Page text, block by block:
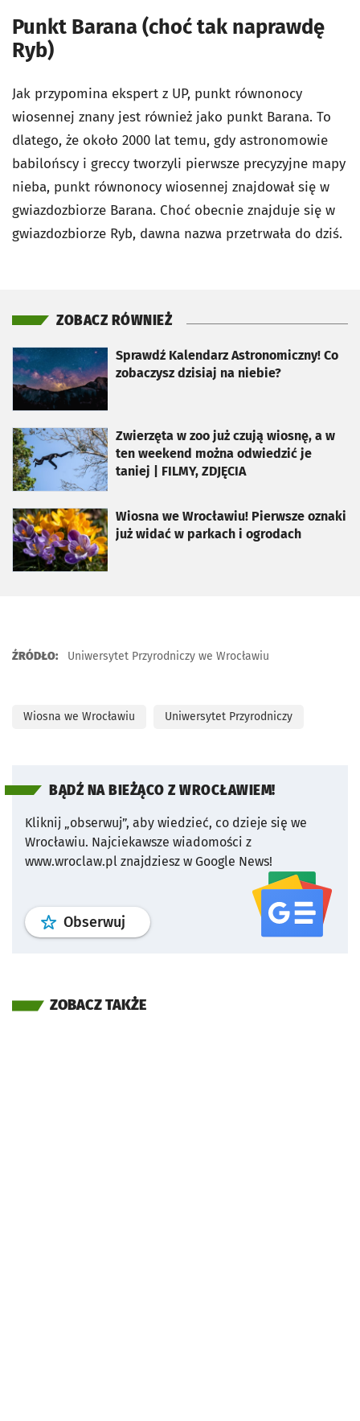
Punkt Barana (choć tak naprawdę
Ryb)
Jak przypomina ekspert z UP, punkt równonocy
wiosennej znany jest również jako punkt Barana. To
dlatego, że około 2000 lat temu, gdy astronomowie
babilońscy i greccy tworzyli pierwsze precyzyjne mapy
nieba, punkt równonocy wiosennej znajdował się w
gwiazdozbiorze Barana. Choć obecnie znajduje się w
gwiazdozbiorze Ryb, dawna nazwa przetrwała do dziś.
ZOBACZ RÓWNIEŻ
Sprawdź Kalendarz Astronomiczny! Co
zobaczysz dzisiaj na niebie?
otworzy się w nowej karcie
Zwierzęta w zoo już czują wiosnę, a w
ten weekend można odwiedzić je
taniej | FILMY, ZDJĘCIA
otworzy się w nowej karcie
Wiosna we Wrocławiu! Pierwsze oznaki
już widać w parkach i ogrodach
otworzy się w nowej karcie
ŹRÓDŁO: Uniwersytet Przyrodniczy we Wrocławiu
Wiosna we Wrocławiu Uniwersytet Przyrodniczy
BĄDŹ NA BIEŻĄCO Z WROCŁAWIEM!
Kliknij „obserwuj”, aby wiedzieć, co dzieje się we
Wrocławiu. Najciekawsze wiadomości z
www.wroclaw.pl znajdziesz w Google News!
Obserwuj profil serwisu
ZOBACZ TAKŻE